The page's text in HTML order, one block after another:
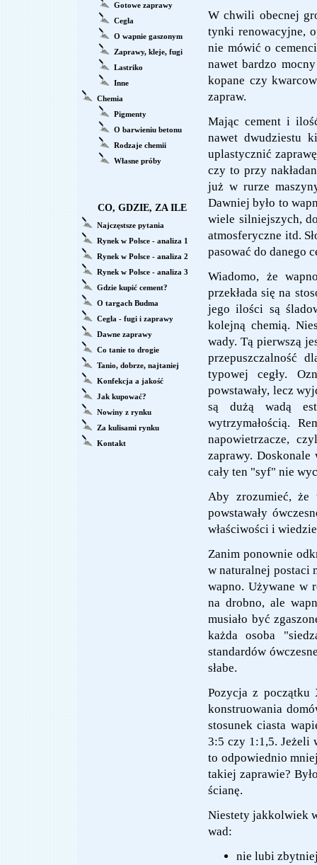
Gotowe zaprawy
Cegła
O wapnie gaszonym
Zaprawy, kleje, fugi
Lastriko
Inne
Chemia
Pigmenty
O barwieniu betonu
Rodzaje chemii
Własne próby
CO, GDZIE, ZA ILE
Najczęstsze pytania
Rynek w Polsce - analiza 1
Rynek w Polsce - analiza 2
Rynek w Polsce - analiza 3
Gdzie kupić cement?
O targach Budma
Cegła - fugi i zaprawy
Dawne zaprawy
Co tanie to drogie
Tanio, dobrze, najtaniej
Konfekcja a jakość
Jak kupować?
Nowiny z rynku
Za kulisami rynku
Kontakt
W chwili obecnej
tynki renowacyjne,
nie mówić o
nawet bardzo
kopane czy
zapraw.
Mając cement i
nawet dwudziestu
uplastycznić
czy to przy
już w rurze
Dawniej było to
wiele silniejszych,
atmosferyczne itd.
pasować do danego
Wiadomo, że
przekłada się na
jego ilości są
kolejną chemią.
wady. Tą pierwszą
przepuszczalność
typowej cegły.
powstawały, lecz
są dużą wadą
wytrzymałością.
napowietrzacze,
zaprawy.
cały ten "syf" nie
Aby zrozumieć,
powstawały
właściwości i
Zanim ponownie
w naturalnej postaci
wapno. Używane w
na drobno, ale
musiało być
każda osoba
standardów
słabe.
Pozycja z początku
konstruowania
stosunek ciasta
3:5 czy 1:1,5. Jeżeli
to odpowiednio
takiej zaprawie?
ścianę.
Niestety jakkolwiek
wad:
nie lubi